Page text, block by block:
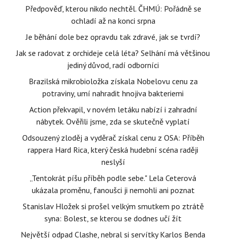
Předpověď, kterou nikdo nechtěl. ČHMÚ: Pořádně se
ochladí až na konci srpna
Je běhání dole bez opravdu tak zdravé, jak se tvrdí?
Jak se radovat z orchideje celá léta? Selhání má většinou
jediný důvod, radí odborníci
Brazilská mikrobioložka získala Nobelovu cenu za
potraviny, umí nahradit hnojiva bakteriemi
Action překvapil, v novém letáku nabízí i zahradní
nábytek. Ověřili jsme, zda se skutečně vyplatí
Odsouzený zloděj a vyděrač získal cenu z OSA: Příběh
rappera Hard Rica, který česká hudební scéna raději
neslyší
„Tentokrát píšu příběh podle sebe." Lela Ceterová
ukázala proměnu, fanoušci ji nemohli ani poznat
Stanislav Hložek si prošel velkým smutkem po ztrátě
syna: Bolest, se kterou se dodnes učí žít
Největší odpad Clashe, nebral si servítky Karlos Benda